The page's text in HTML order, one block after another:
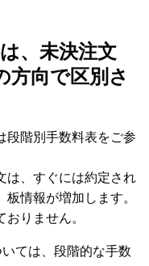
、未決注文
方向で区別さ
段階別手数料表をご参
は、すぐには約定され
情報が増加します。
りません。
ては、段階的な手数